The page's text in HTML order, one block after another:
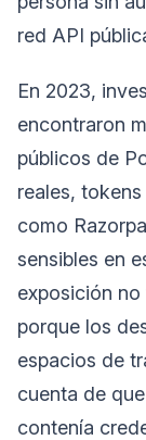
red API
En 2023,
encontraron
públicos de
reales,
como
sensibles en
exposición
porque los
espacios de
cuenta de
contenía